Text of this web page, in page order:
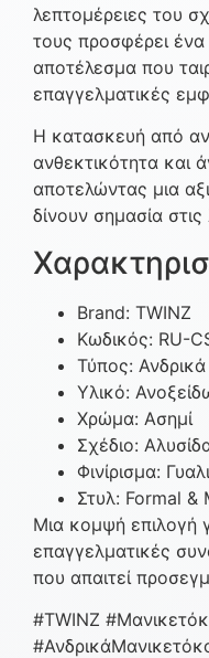
λεπτομέρειες του
τους προσφέρει
αποτέλεσμα που
επαγγελματικές
Η κατασκευή από
ανθεκτικότητα και
αποτελώντας μια
δίνουν σημασία
Brand: TWINZ
Κωδικός: RU-
Τύπος:
Υλικό:
Χρώμα: Ασημί
Σχέδιο:
Φινίρισμα:
Στυλ: Formal &
Μια κομψή επιλογή
επαγγελματικές
που απαιτεί
#TWINZ